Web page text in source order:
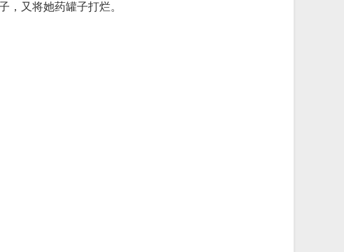
，又将她药罐子打烂。